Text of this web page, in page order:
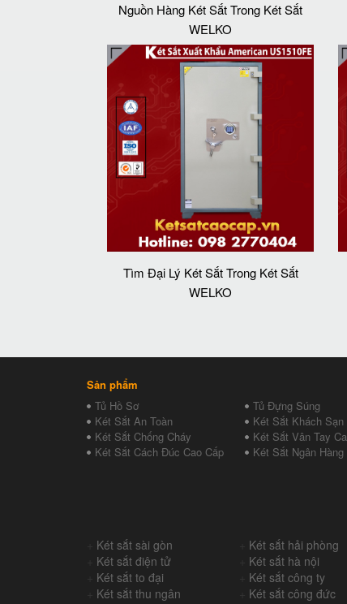
Nguồn Hàng Két Sắt Trong Két Sắt
WELKO
Tìm Đại Lý Két Sắt Trong Két Sắt
WELKO
Sản phẩm
Tủ Hồ Sơ
Tủ Đựng Súng
Két Sắt An Toàn
Két Sắt Khách Sạn
Két Sắt Chống Cháy
Két Sắt Vân Tay
Két Sắt Cách Đúc Cao Cấp
Két Sắt Ngân Hàng
Két sắt sài gòn Két sắt hải phòng
Két sắt điện tử Két sắt hà nội
Két sắt to đại Két sắt công ty
Két sắt thu ngân Két sắt công đức